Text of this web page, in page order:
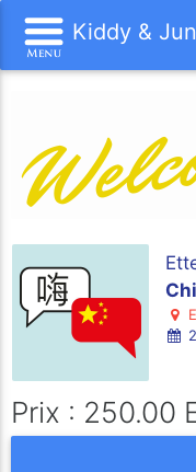
Kiddy &
Prix : 250.00